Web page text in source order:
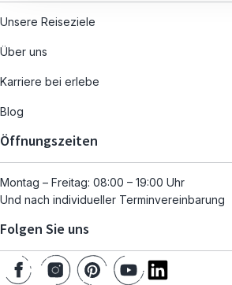
Unsere Reiseziele
Über uns
Karriere bei erlebe
Blog
Öffnungszeiten
Montag – Freitag: 08:00 – 19:00 Uhr
Und nach individueller Terminvereinbarung
Folgen Sie uns